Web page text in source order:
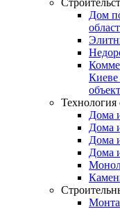
Дом
Киеве
Технология
Дома
Дома
Дома
Дома